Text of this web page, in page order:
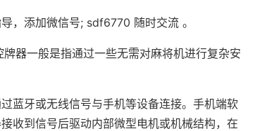
，添加微信号; sdf6770 随时交流 。
器一般是指通过一些无需对麻将机进行复杂安
蓝牙或无线信号与手机等设备连接。手机端软
收到信号后驱动内部微型电机或机械结构，在